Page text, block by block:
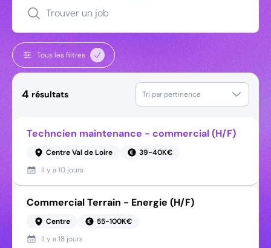
Trouver un job
Tous les filtres
4 résultats Tri par pertinence
Techncien maintenance - commercial (H/F)
Centre Val de Loire
39-40K€
Il y a10 jours
Commercial Terrain - Energie (H/F)
Centre
55-100K€
Il y a18 jours